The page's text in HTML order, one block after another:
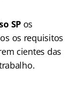
SP os
os requisitos
cientes das